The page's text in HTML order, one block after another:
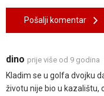
Pošalji komentar
dino prije više od 9 godina
Kladim se u golfa dvojku
životu nije bio u kazalištu,